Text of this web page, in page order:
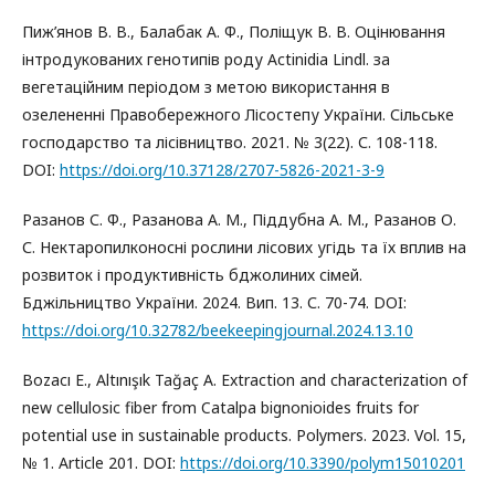
Пиж’янов В. В., Балабак А. Ф., Поліщук В. В. Оцінювання
інтродукованих генотипів роду Actinidia Lindl. за
вегетаційним періодом з метою використання в
озелененні Правобережного Лісостепу України. Сільське
господарство та лісівництво. 2021. № 3(22). С. 108-118.
DOI: https://doi.org/10.37128/2707-5826-2021-3-9
Разанов С. Ф., Разанова А. М., Піддубна А. М., Разанов О.
С. Нектаропилконосні рослини лісових угідь та їх вплив на
розвиток і продуктивність бджолиних сімей.
Бджільництво України. 2024. Вип. 13. С. 70-74. DOI:
https://doi.org/10.32782/beekeepingjournal.2024.13.10
Bozacı E., Altınışık Tağaç A. Extraction and characterization of
new cellulosic fiber from Catalpa bignonioides fruits for
potential use in sustainable products. Polymers. 2023. Vol. 15,
№ 1. Article 201. DOI: https://doi.org/10.3390/polym15010201